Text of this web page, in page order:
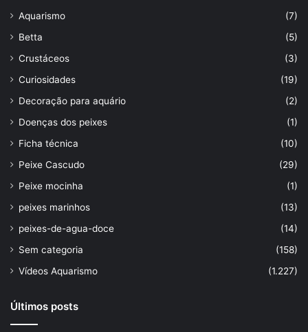
Aquarismo
(7)
Betta
(5)
Crustáceos
(3)
Curiosidades
(19)
Decoração para aquário
(2)
Doenças dos peixes
(1)
Ficha técnica
(10)
Peixe Cascudo
(29)
Peixe mocinha
(1)
peixes marinhos
(13)
peixes-de-agua-doce
(14)
Sem categoria
(158)
Vídeos Aquarismo
(1.227)
Últimos posts